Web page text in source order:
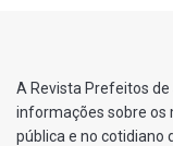
A Revista Prefeitos
informações sobre os
pública e no cotidiano